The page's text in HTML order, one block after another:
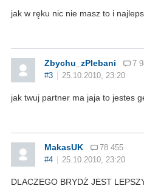
jak w ręku nic nie masz to i
Zbychu_zPlebani
7
#3
25.10.2010, 23:20
jak twuj partner ma jaja to jestes
MakasUK
78 455
#4
25.10.2010, 23:20
DLACZEGO BRYDŻ JEST